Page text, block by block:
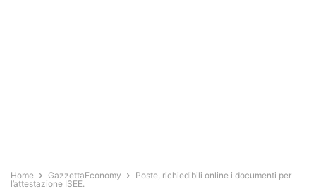
Home GazzettaEconomy
Poste, richiedibili online i documenti per
l’attestazione ISEE.